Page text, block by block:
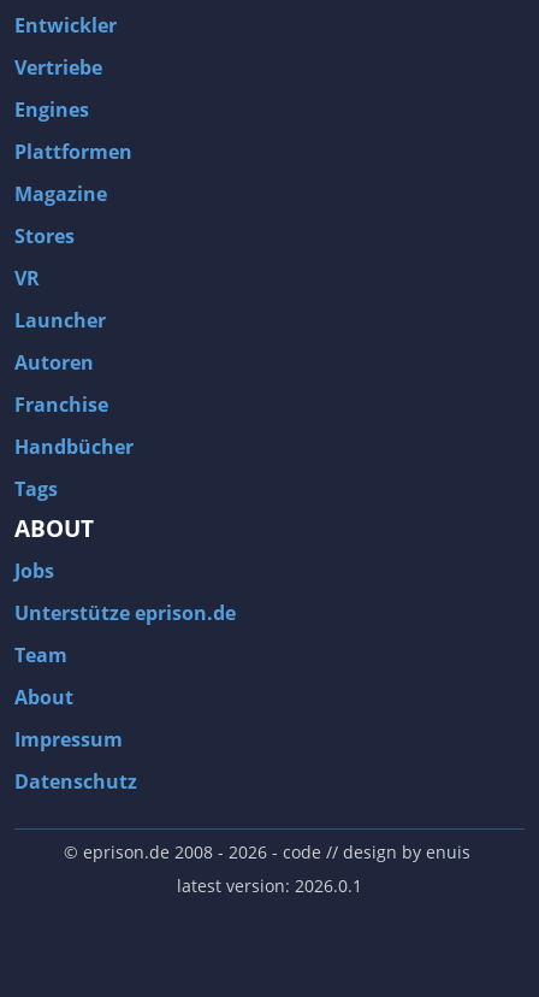
Entwickler
Vertriebe
Engines
Plattformen
Magazine
Stores
VR
Launcher
Autoren
Franchise
Handbücher
Tags
ABOUT
Jobs
Unterstütze eprison.de
Team
About
Impressum
Datenschutz
© eprison.de 2008 - 2026- code // design by enuis
latest version: 2026.0.1